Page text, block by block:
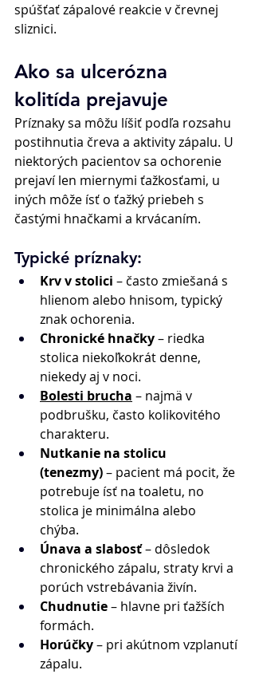
spúšťať zápalové reakcie v črevnej
sliznici.
Ako sa ulcerózna
kolitída prejavuje
Príznaky sa môžu líšiť podľa rozsahu
postihnutia čreva a aktivity zápalu. U
niektorých pacientov sa ochorenie
prejaví len miernymi ťažkosťami, u
iných môže ísť o ťažký priebeh s
častými hnačkami a krvácaním.
Typické príznaky:
Krv v stolici – často zmiešaná s
hlienom alebo hnisom, typický
znak ochorenia.
Chronické hnačky – riedka
stolica niekoľkokrát denne,
niekedy aj v noci.
Bolesti brucha – najmä v
podbrušku, často kolikovitého
charakteru.
Nutkanie na stolicu
(tenezmy) – pacient má pocit, že
potrebuje ísť na toaletu, no
stolica je minimálna alebo
chýba.
Únava a slabosť – dôsledok
chronického zápalu, straty krvi a
porúch vstrebávania živín.
Chudnutie – hlavne pri ťažších
formách.
Horúčky – pri akútnom vzplanutí
zápalu.